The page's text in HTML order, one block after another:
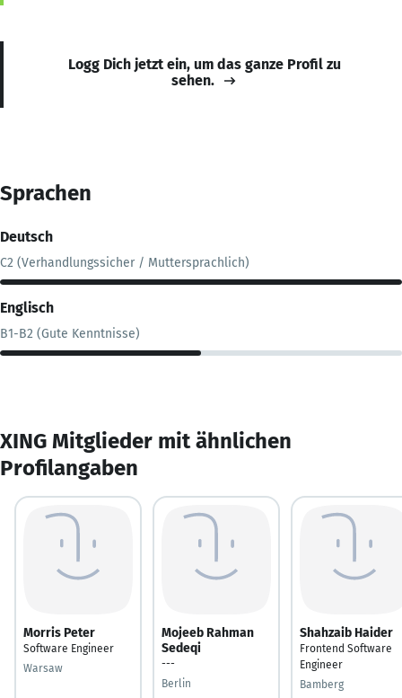
Logg Dich jetzt ein, um das ganze Profil zu
sehen.
Sprachen
Deutsch
C2 (Verhandlungssicher / Muttersprachlich)
Englisch
B1-B2 (Gute Kenntnisse)
XING Mitglieder mit ähnlichen
Profilangaben
Morris Peter
Software Engineer
Warsaw
Mojeeb Rahman
Sedeqi
---
Berlin
Shahzaib Haider
Frontend Software
Engineer
Bamberg